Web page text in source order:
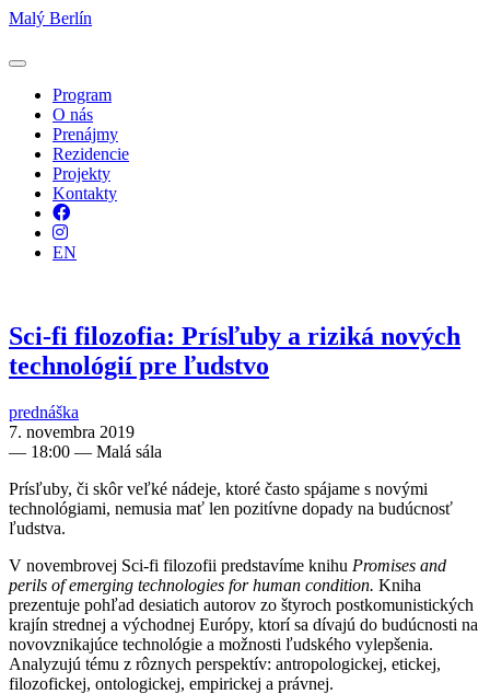
Malý Berlín
Program
O nás
Prenájmy
Rezidencie
Projekty
Kontakty
Facebook
Instagram
EN
Sci-fi filozofia: Prísľuby a riziká nových
technológií pre ľudstvo
prednáška
7. novembra 2019
— 18:00 — Malá sála
Prísľuby, či skôr veľké nádeje, ktoré často spájame s novými
technológiami, nemusia mať len pozitívne dopady na budúcnosť
ľudstva.
V novembrovej Sci-fi filozofii predstavíme knihu Promises and
perils of emerging technologies for human condition. Kniha
prezentuje pohľad desiatich autorov zo štyroch postkomunistických
krajín strednej a východnej Európy, ktorí sa dívajú do budúcnosti na
novovznikajúce technológie a možnosti ľudského vylepšenia.
Analyzujú tému z rôznych perspektív: antropologickej, etickej,
filozofickej, ontologickej, empirickej a právnej.